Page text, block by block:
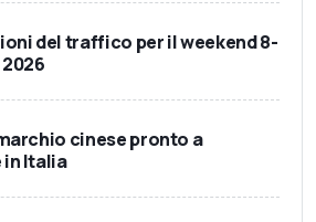
del traffico per il weekend 8-
cinese pronto a
Italia